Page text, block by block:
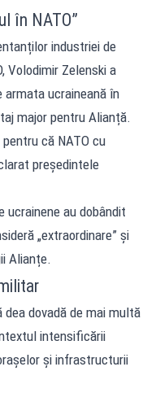
în NATO”
industriei de
Volodimir Zelenski a
ucraineană în
major pentru Alianță.
că NATO cu
președintele
au dobândit
„extraordinare” și
Alianțe.
dea dovadă de mai multă
intensificării
și infrastructurii